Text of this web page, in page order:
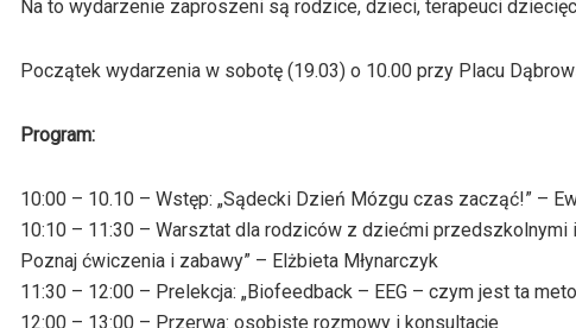
Na to wydarzenie zaproszeni są rodzice, dzieci, terapeuci
Początek wydarzenia w sobotę (19.03) o 10.00 przy Placu
Program:
10:00 – 10.10 – Wstęp: „Sądecki Dzień Mózgu czas zacząć!” –
10:10 – 11:30 – Warsztat dla rodziców z dziećmi przedszkolnymi
Poznaj ćwiczenia i zabawy” – Elżbieta Młynarczyk
11:30 – 12:00 – Prelekcja: „Biofeedback – EEG – czym jest ta
12:00 – 13:00 – Przerwa: osobiste rozmowy i konsultacje